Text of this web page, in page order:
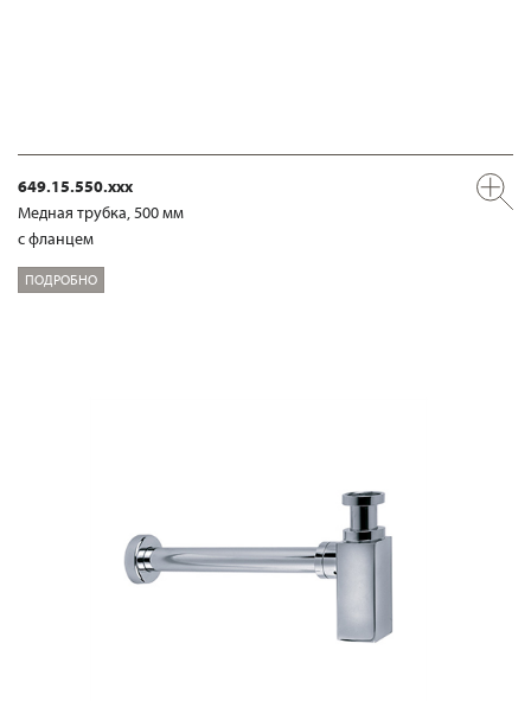
649.15.550.xxx
Медная трубка, 500 мм
с фланцем
ПОДРОБНО